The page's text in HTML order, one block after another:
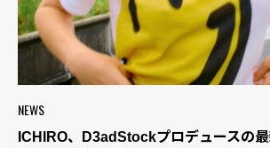
NEWS
ICHIRO、D3adStockプロデュースの